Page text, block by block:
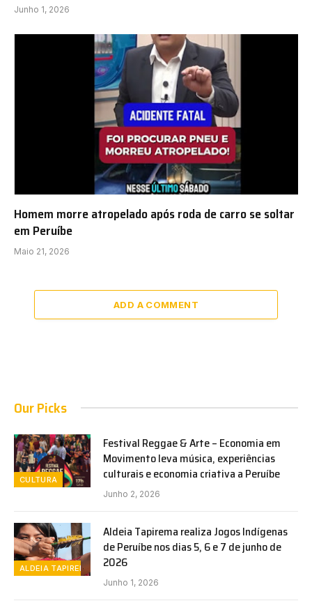
Junho 1, 2026
Homem morre atropelado após roda de carro se soltar
em Peruíbe
Maio 21, 2026
ADD A COMMENT
Our Picks
CULTURA
Festival Reggae & Arte – Economia em
Movimento leva música, experiências
culturais e economia criativa a Peruíbe
Junho 2, 2026
ALDEIA TAPIREMA
Aldeia Tapirema realiza Jogos Indígenas
de Peruíbe nos dias 5, 6 e 7 de junho de
2026
Junho 1, 2026